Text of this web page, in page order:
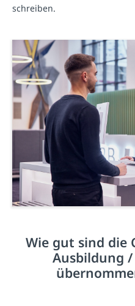
schreiben.
Wie gut sind die
Ausbildung